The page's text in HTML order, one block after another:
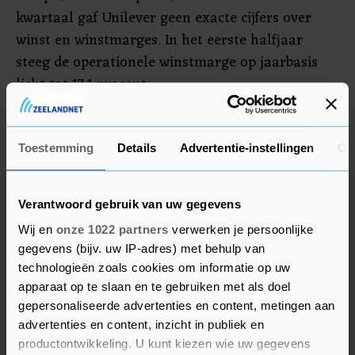
Toestemming Details Advertentie-instellingen
Verantwoord gebruik van uw gegevens
Wij en onze 1022 partners verwerken je persoonlijke
gegevens (bijv. uw IP-adres) met behulp van
technologieën zoals cookies om informatie op uw
apparaat op te slaan en te gebruiken met als doel
gepersonaliseerde advertenties en content, metingen aan
advertenties en content, inzicht in publiek en
productontwikkeling. U kunt kiezen wie uw gegevens
kwartaal gaf Unilever geen exacte cijfers over
winst en winstmarges. In het eerste halfjaar
steeg de operationele winstmarge op jaarbasis
licht tot 17,1 procent.
Beleggers op Wall Street zullen bij de resultaten
van McDonald's kijken naar de verkopen in het
Midden-Oosten en de regio daarbuiten. Topman
fastfoodketen liet begin dit jaar nog weten dat de
verkoop daar terugliep door de oorlog in Gaza.
Zo had McDonald's te maken met een boycot,
nadat op sociale media foto's en filmpjes waren
verschenen van McDonald's-restaurants in Israël
die maaltijden uitdeelden aan soldaten.